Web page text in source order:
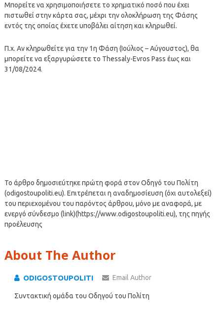
Μπορείτε να χρησιμοποιήσετε το χρηματικό ποσό που έχει
πιστωθεί στην κάρτα σας, μέχρι την ολοκλήρωση της Φάσης
εντός της οποίας έχετε υποβάλει αίτηση και κληρωθεί.
Π.χ. Αν κληρωθείτε για την 1η Φάση (Ιούλιος – Αύγουστος), θα
μπορείτε να εξαργυρώσετε το Thessaly-Evros Pass έως και
31/08/2024.
Το άρθρο δημοσιεύτηκε πρώτη φορά στον Οδηγό του Πολίτη
(odigostoupoliti.eu). Επιτρέπεται η αναδημοσίευση (όχι αυτολεξεί)
του περιεχομένου του παρόντος άρθρου, μόνο με αναφορά, με
ενεργό σύνδεσμο (link)(https://www.odigostoupoliti.eu), της πηγής
προέλευσης
About The Author
ODIGOSTOUPOLITI Email Author
Συντακτική ομάδα του Οδηγού του Πολίτη